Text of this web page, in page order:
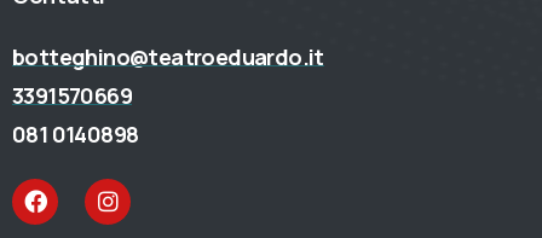
botteghino@teatroeduardo.it
3391570669
081 0140898